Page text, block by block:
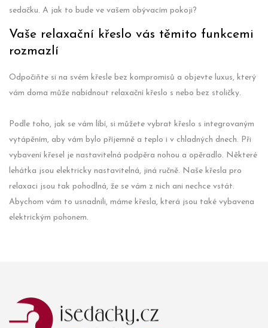
sedačku. A jak to bude ve vašem obývacím pokoji?
Vaše relaxační křeslo vás těmito funkcemi
rozmazlí
Odpočiňte si na svém křesle bez kompromisů a objevte luxus, který
vám doma může nabídnout relaxační křeslo s nebo bez stoličky.
Podle toho, jak se vám líbí, si můžete vybrat křeslo s integrovaným
vytápěním, aby vám bylo příjemně a teplo i v chladných dnech. Při
vybavení křesel je nastavitelná podpěra nohou a opěradlo. Některé
lehátka jsou elektricky nastavitelná, jiná ručně. Naše křesla pro
relaxaci jsou tak pohodlná, že se vám z nich ani nechce vstát.
Abychom vám to usnadnili, máme křesla, která jsou také vybavena
elektrickým pohonem.